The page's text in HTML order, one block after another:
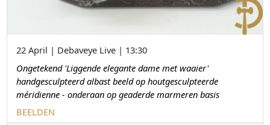
22 April | Debaveye Live | 13:30
Ongetekend 'Liggende elegante dame met waaier'
handgesculpteerd albast beeld op houtgesculpteerde
méridienne - onderaan op geaderde marmeren basis
BEELDEN